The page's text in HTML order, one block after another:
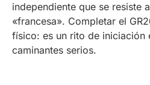
independiente que se resiste
«francesa». Completar el
físico: es un rito de iniciación
caminantes serios.